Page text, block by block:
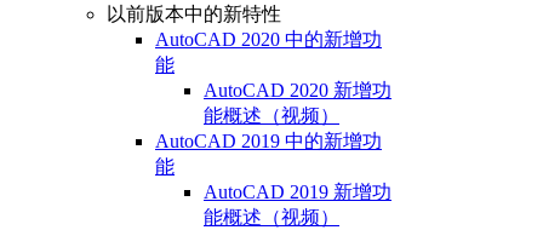
以前版本中的新特性
AutoCAD 2020 中的新增功
能
AutoCAD 2020 新增功
能概述（视频）
AutoCAD 2019 中的新增功
能
AutoCAD 2019 新增功
能概述（视频）